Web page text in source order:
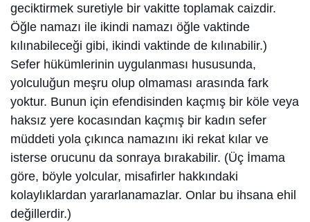
geciktirmek suretiyle bir vakitte toplamak caizdir.
Öğle namazı ile ikindi namazı öğle vaktinde
kılınabileceği gibi, ikindi vaktinde de kılınabilir.)
Sefer hükümlerinin uygulanması hususunda,
yolculuğun meşru olup olmaması arasında fark
yoktur. Bunun için efendisinden kaçmış bir köle veya
haksız yere kocasından kaçmış bir kadın sefer
müddeti yola çıkınca namazını iki rekat kılar ve
isterse orucunu da sonraya bırakabilir. (Üç İmama
göre, böyle yolcular, misafirler hakkındaki
kolaylıklardan yararlanamazlar. Onlar bu ihsana ehil
değillerdir.)